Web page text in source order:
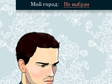
Мой город: Не выбран